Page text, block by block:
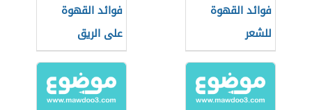
فوائد القهوة
للشعر
فوائد القهوة
على الريق